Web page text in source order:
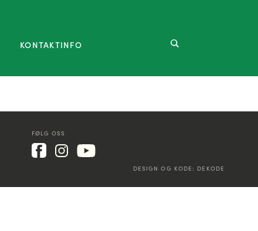
KONTAKTINFO
FØLG OSS
DESIGN OG KODE: DEKODE